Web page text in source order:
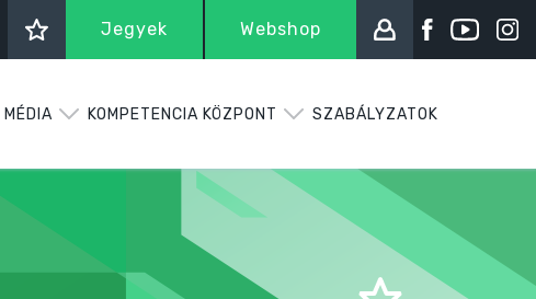
Jegyek Webshop
MÉDIA KOMPETENCIA KÖZPONT SZABÁLYZATOK